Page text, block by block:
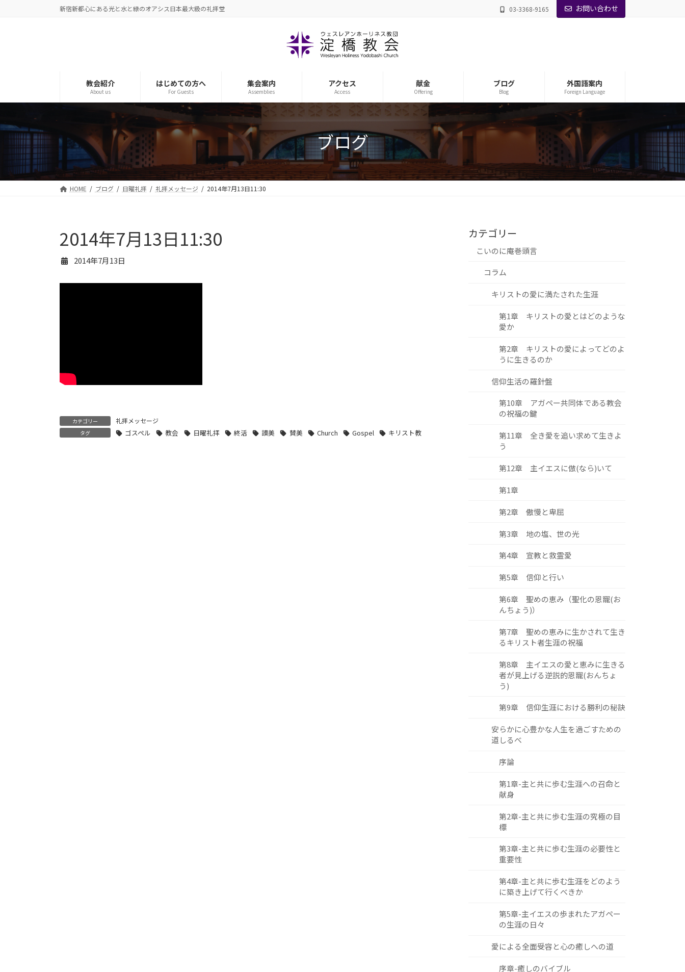
プ
動
新宿新都心にある光と水と緑のオアシス日本最大級の礼拝堂 03-3368-9165 お問い合わせ
教会紹介
About us
はじめての方へ
For Guests
集会案内
Assemblies
アクセス
Access
献金
Offering
ブログ
Blog
外国語案内
Foreign Language
ブログ
HOME ブログ 日曜礼拝 礼拝メッセージ 2014年7月13日11:30
2014年7月13日11:30
2014年7月13日
カテゴリー 礼拝メッセージ
タグ ゴスペル 教会 日曜礼拝 終活 讃美 賛美 Church Gospel キリスト教
カテゴリー
こいのに庵巻頭言
コラム
キリストの愛に満たされた生涯
第1章 キリストの愛とはどのような
愛か
第2章 キリストの愛によってどのよ
うに生きるのか
信仰生活の羅針盤
第10章 アガペー共同体である教会
の祝福の鍵
第11章 全き愛を追い求めて生きよ
う
第12章 主イエスに倣(なら)いて
第1章
第2章 傲慢と卑屈
第3章 地の塩、世の光
第4章 宣教と救霊愛
第5章 信仰と行い
第6章 聖めの恵み（聖化の恩寵(お
んちょう)）
第7章 聖めの恵みに生かされて生き
るキリスト者生涯の祝福
第8章 主イエスの愛と恵みに生きる
者が見上げる逆説的恩寵(おんちょ
う)
第9章 信仰生涯における勝利の秘訣
安らかに心豊かな人生を過ごすための
道しるべ
序論
第1章-主と共に歩む生涯への召命と
献身
第2章-主と共に歩む生涯の究極の目
標
第3章-主と共に歩む生涯の必要性と
重要性
第4章-主と共に歩む生涯をどのよう
に築き上げて行くべきか
第5章-主イエスの歩まれたアガペー
の生涯の日々
愛による全面受容と心の癒しへの道
序章-癒しのバイブル